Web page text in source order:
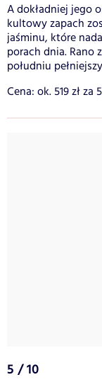
A dokładniej jego
kultowy zapach
jaśminu, które
porach dnia. Rano
południu
Cena: ok. 519 zł za
5 / 10